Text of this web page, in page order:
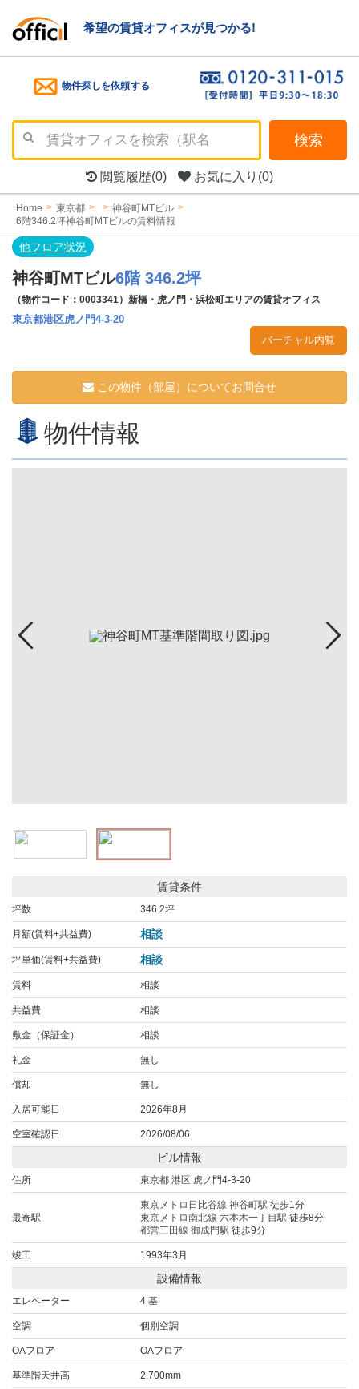
希望の賃貸オフィスが見つかる!
物件探しを依頼する
検索
閲覧履歴(0) お気に入り (0)
Home 東京都
神谷町MTビル
6階346.2坪神谷町MTビルの賃料情報
他フロア状況
神谷町MTビル6階 346.2坪
（物件コード：0003341）新橋・虎ノ門・浜松町エリアの賃貸オフィス
東京都港区虎ノ門4-3-20
バーチャル内覧
この物件（部屋）についてお問合せ
物件情報
賃貸条件
坪数 346.2坪
月額(賃料+共益費) 相談
坪単価(賃料+共益費) 相談
賃料 相談
共益費 相談
敷金（保証金） 相談
礼金 無し
償却 無し
入居可能日 2026年8月
空室確認日 2026/08/06
ビル情報
住所 東京都 港区 虎ノ門4-3-20
最寄駅
東京メトロ日比谷線 神谷町駅 徒歩1分
東京メトロ南北線 六本木一丁目駅 徒歩8分
都営三田線 御成門駅 徒歩9分
竣工 1993年3月
設備情報
エレベーター 4 基
空調 個別空調
OAフロア OAフロア
基準階天井高 2,700mm